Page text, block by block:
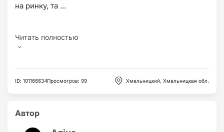
на ринку, та ...
ID: 101166634Просмотров: 99 Хмельницкий, Хмельницкая обл.
Автор